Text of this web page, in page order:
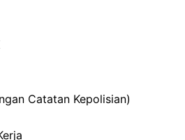
Catatan Kepolisian)